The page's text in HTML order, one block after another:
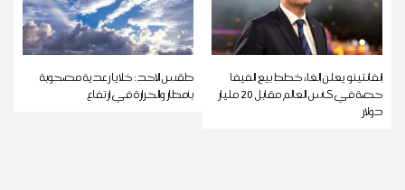
إنفانتينو يعلن إلغاء خطط بيع الفيفا
حصة في كأس العالم مقابل 20 مليار
دولار
طقس الأحد: خلايا رعدية مصحوبة
بأمطار والحرارة في ارتفاع